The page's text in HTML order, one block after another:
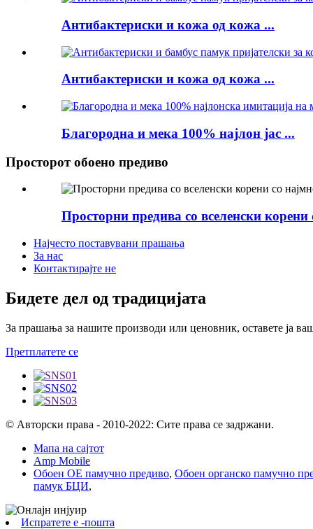
Антибактериски и кожа од кожа ...
Антибактериски и кожа од кожа ...
Благородна и мека 100% најлон јас ...
Просторот обоено предиво
Просторни предива со вселенски
Најчесто поставувани прашања
За нас
Контактирајте не
Бидете дел од традицијата
За прашања за нашите производи или ценовник, оставете ја
Претплатете се
© Авторски права - 2010-2022: Сите права се задржани.
Мапа на сајтот
Amp Mobile
Обоен ОЕ памучно предиво, Обоен органско памучно
памук БЦИ,
Испратете е -пошта